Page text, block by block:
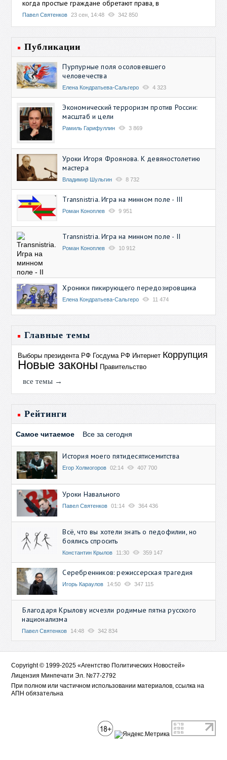
когда простые граждане обретают права, в
Павел Святенков 23 сен, 14:48 342 850
Публикации
Пурпурные поля осоловевшего
человечества
Елена Кондратьева-Сальгеро 4 323
Экономический терроризм против России:
масштаб и цели
Рамиль Гарифуллин 3 869
Уроки Игоря Фроянова. К девяностолетию
мастера
Владимир Шульгин 8 732
Transnistria. Игра на минном поле - III
Роман Коноплев 9 951
Transnistria. Игра на минном поле - II
Роман Коноплев 10 912
Хроники пикирующего передозировщика
Елена Кондратьева-Сальгеро 11 474
Главные темы
Выборы президента РФ Госдума РФ Интернет Коррупция
Новые законы Правительство
все темы →
Рейтинги
Самое читаемое Все за сегодня
История моего пятидесятисемитства
Егор Холмогоров 02:14 407 700
Уроки Навального
Павел Святенков 01:14 364 436
Всё, что вы хотели знать о педофилии, но
боялись спросить
Константин Крылов 11:30 359 147
Серебренников: режиссерская трагедия
Игорь Караулов 14:50 347 115
Благодаря Крылову исчезли родимые пятна русского
национализма
Павел Святенков 14:48 342 834
Copyright © 1999-2025 «Агентство Политических Новостей»
Лицензия Минпечати Эл. №77-2792
При полном или частичном использовании материалов, ссылка на
АПН обязательна